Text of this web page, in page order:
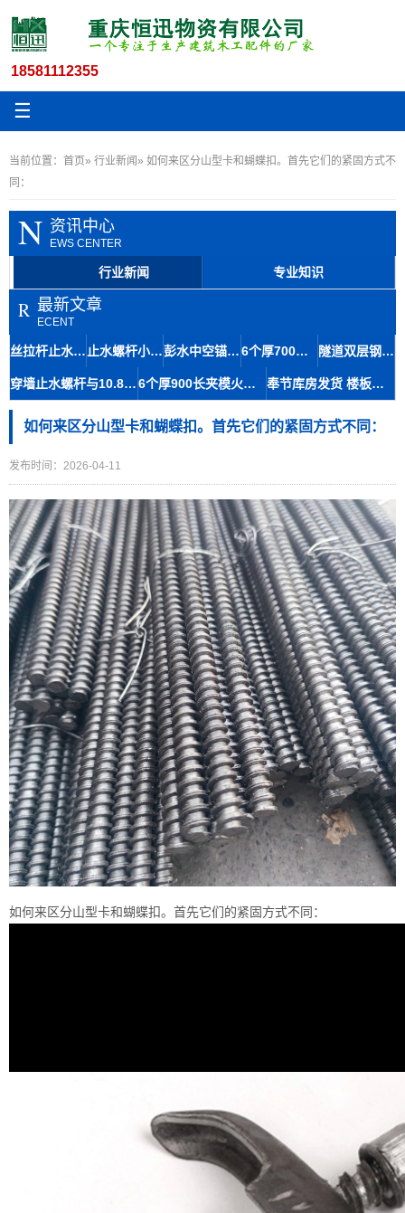
18581112355
☰
当前位置： 首页» 行业新闻» 如何来区分山型卡和蝴蝶扣。首先它们的紧固方式不
同：
N 资讯中心
EWS CENTER
行业新闻 专业知识
R 最新文章
ECENT
丝拉杆止水12.5与木工丝杆套管在地铁修建中的材料应用及石柱存储便捷性 止水螺杆小14丝杆木工房屋建筑材料九龙坡区生产速度快 彭水中空锚杆及14.5粗牙对拉螺杆止水拉杆螺栓快速生产技术 6个厚700长步步紧头工地建始火钩厂家扒钩型夹具专业知识 隧道双层钢筋马凳筋8-110工艺成熟间距稳定铜仁库房发货
穿墙止水螺杆与10.8对拉丝杆在大坝施工中的应用及体积优势 6个厚900长夹模火钩建筑专用夹具南江丝杆厂家规格齐全 奉节库房发货 楼板马镫人字形马凳6-140 成本经济提升结构强度
如何来区分山型卡和蝴蝶扣。首先它们的紧固方式不同：
发布时间：2026-04-11
如何来区分山型卡和蝴蝶扣。首先它们的紧固方式不同：